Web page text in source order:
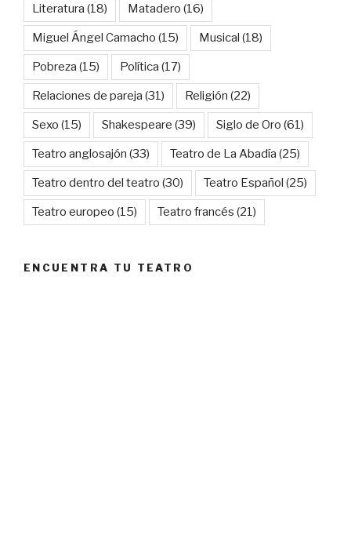
Literatura (18) Matadero (16)
Miguel Ángel Camacho (15) Musical (18)
Pobreza (15) Política (17)
Relaciones de pareja (31) Religión (22)
Sexo (15) Shakespeare (39) Siglo de Oro (61)
Teatro anglosajón (33) Teatro de La Abadía (25)
Teatro dentro del teatro (30) Teatro Español (25)
Teatro europeo (15) Teatro francés (21)
ENCUENTRA TU TEATRO